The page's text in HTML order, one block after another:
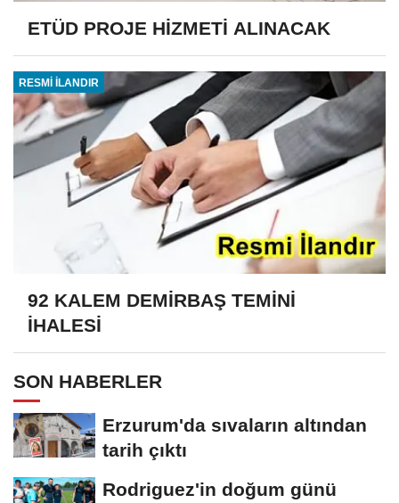
ETÜD PROJE HİZMETİ ALINACAK
RESMİ İLANDIR
92 KALEM DEMİRBAŞ TEMİNİ
İHALESİ
SON HABERLER
Erzurum'da sıvaların altından
tarih çıktı
Rodriguez'in doğum günü